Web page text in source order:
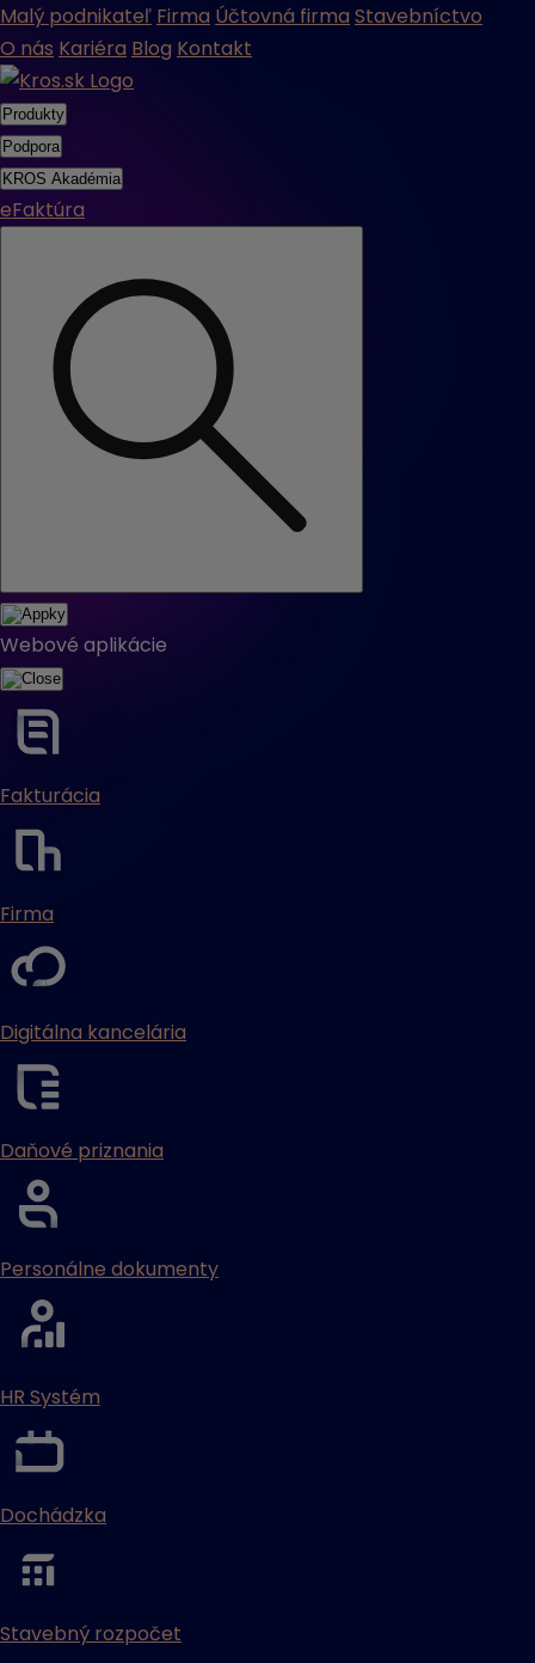
Malý podnikateľ Firma Účtovná firma Stavebníctvo
O nás Kariéra Blog Kontakt
Produkty
Podpora
KROS Akadémia
eFaktúra
Webové aplikácie
Fakturácia
Firma
Digitálna kancelária
Daňové priznania
Personálne dokumenty
HR Systém
Dochádzka
Stavebný rozpočet